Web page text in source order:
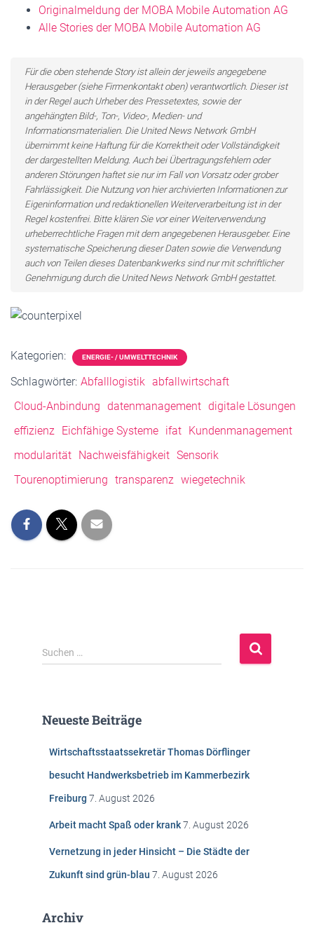
Originalmeldung der MOBA Mobile Automation AG
Alle Stories der MOBA Mobile Automation AG
Für die oben stehende Story ist allein der jeweils angegebene
Herausgeber (siehe Firmenkontakt oben) verantwortlich. Dieser ist
in der Regel auch Urheber des Pressetextes, sowie der
angehängten Bild-, Ton-, Video-, Medien- und
Informationsmaterialien. Die United News Network GmbH
übernimmt keine Haftung für die Korrektheit oder Vollständigkeit
der dargestellten Meldung. Auch bei Übertragungsfehlern oder
anderen Störungen haftet sie nur im Fall von Vorsatz oder grober
Fahrlässigkeit. Die Nutzung von hier archivierten Informationen zur
Eigeninformation und redaktionellen Weiterverarbeitung ist in der
Regel kostenfrei. Bitte klären Sie vor einer Weiterverwendung
urheberrechtliche Fragen mit dem angegebenen Herausgeber. Eine
systematische Speicherung dieser Daten sowie die Verwendung
auch von Teilen dieses Datenbankwerks sind nur mit schriftlicher
Genehmigung durch die United News Network GmbH gestattet.
Kategorien: ENERGIE- / UMWELTTECHNIK
Schlagwörter: Abfalllogistik abfallwirtschaft
Cloud-Anbindung datenmanagement digitale Lösungen
effizienz
Eichfähige Systeme ifat
Kundenmanagement
modularität
Nachweisfähigkeit Sensorik
Tourenoptimierung transparenz wiegetechnik
S
u
n
Suchen …
Neueste Beiträge
Wirtschaftsstaatssekretär Thomas Dörflinger
besucht Handwerksbetrieb im Kammerbezirk
Freiburg 7. August 2026
Arbeit macht Spaß oder krank7. August 2026
Vernetzung in jeder Hinsicht – Die Städte der
Zukunft sind grün-blau 7. August 2026
Archiv